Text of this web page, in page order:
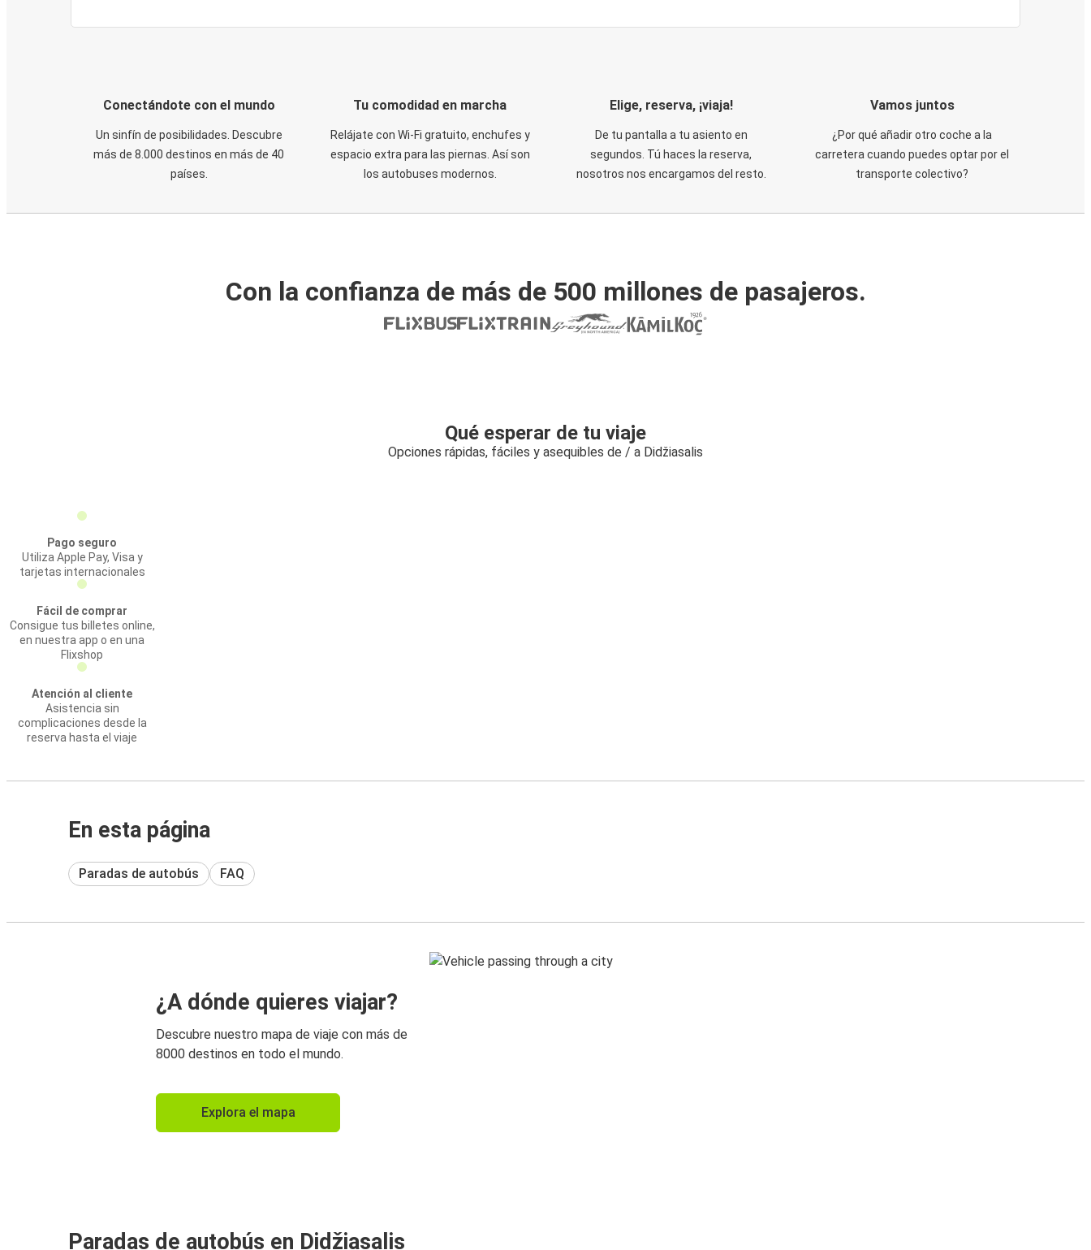
Conectándote con el mundo
Un sinfín de posibilidades. Descubre
más de 8.000 destinos en más de 40
países.
Tu comodidad en marcha
Relájate con Wi-Fi gratuito, enchufes y
espacio extra para las piernas. Así son
los autobuses modernos.
Elige, reserva, ¡viaja!
De tu pantalla a tu asiento en
segundos. Tú haces la reserva,
nosotros nos encargamos del resto.
Vamos juntos
¿Por qué añadir otro coche a la
carretera cuando puedes optar por el
transporte colectivo?
Con la confianza de más de 500 millones de pasajeros.
Qué esperar de tu viaje
Opciones rápidas, fáciles y asequibles de / a Didžiasalis
Pago seguro
Utiliza Apple Pay, Visa y
tarjetas internacionales
Fácil de comprar
Consigue tus billetes online,
en nuestra app o en una
Flixshop
Atención al cliente
Asistencia sin
complicaciones desde la
reserva hasta el viaje
En esta página
Paradas de autobús FAQ
¿A dónde quieres viajar?
Descubre nuestro mapa de viaje con más de
8000 destinos en todo el mundo.
Explora el mapa
Paradas de autobús en Didžiasalis